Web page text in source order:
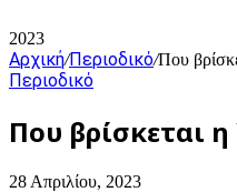
2023
Αρχική/Περιοδικό/Που
Περιοδικό
Που βρίσκεται
28 Απριλίου, 2023